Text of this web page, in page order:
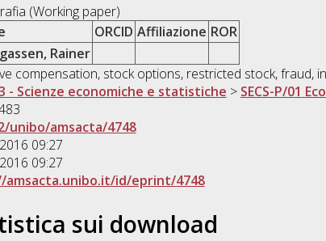
(Working paper)
ORCID Affiliazione ROR
Rainer
compensation, stock options, restricted stock, fraud,
- Scienze economiche e statistiche > SECS-P/01
unibo/amsacta/4748
09:27
09:27
id/eprint/4748
sui download